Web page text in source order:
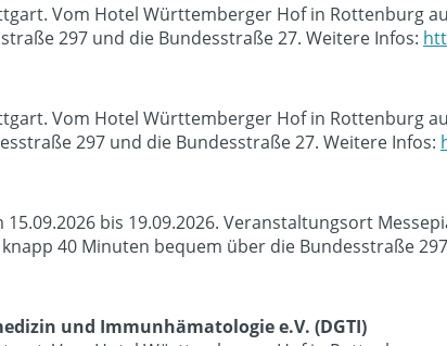
Vom Hotel Württemberger Hof in Rottenburg
297 und die Bundesstraße 27. Weitere Infos:
Vom Hotel Württemberger Hof in Rottenburg
297 und die Bundesstraße 27. Weitere Infos:
bis 19.09.2026. Veranstaltungsort
40 Minuten bequem über die Bundesstraße
und Immunhämatologie e.V. (DGTI)